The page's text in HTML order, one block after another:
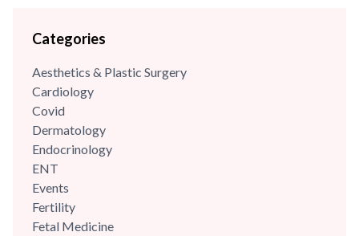
FOGSI. Dr Manjusha is certified in gestational diabetes
in Observership in...
Categories
Aesthetics & Plastic Surgery
Cardiology
Covid
Dermatology
Endocrinology
ENT
Events
Fertility
Fetal Medicine